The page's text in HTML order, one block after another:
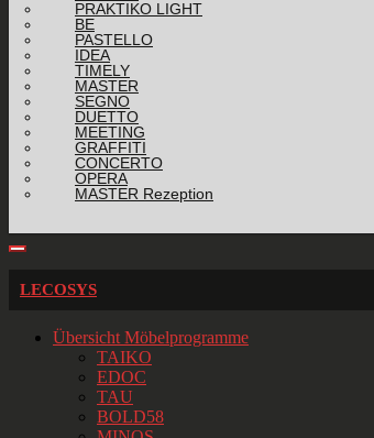
PRAKTIKO LIGHT
BE
PASTELLO
IDEA
TIMELY
MASTER
SEGNO
DUETTO
MEETING
GRAFFITI
CONCERTO
OPERA
MASTER Rezeption
LECOSYS
Übersicht Möbelprogramme
TAIKO
EDOC
TAU
BOLD58